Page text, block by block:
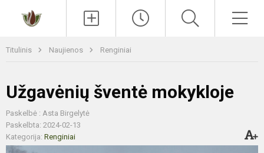
Titulinis Naujienos Renginiai
Užgavėnių šventė mokykloje
Paskelbė : Asta Birgelytė
Paskelbta: 2024-02-13
Kategorija: Renginiai